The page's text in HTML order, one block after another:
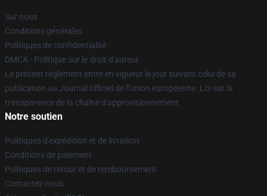
Sur nous
Conditions générales
Politiques de confidentialité
DMCA - Politique sur le droit d'auteur
Le présent règlement entre en vigueur le jour suivant celui de sa
publication au Journal officiel de l'Union européenne. Loi sur la
transparence de la chaîne d'approvisionnement
Notre soutien
Politiques d'expédition et de livraison
Conditions de paiement
Politiques de retour et de remboursement
Contactez-nous